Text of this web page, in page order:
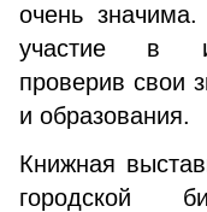
очень
участие в
проверив свои
и образования.
Книжная
городской